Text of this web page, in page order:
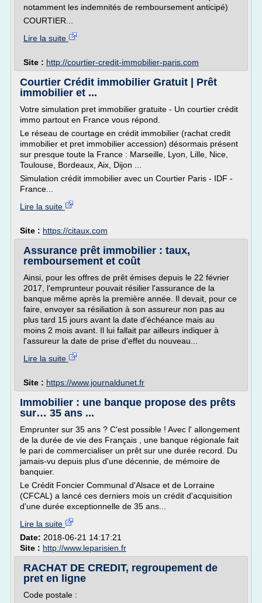
notamment les indemnités de remboursement anticipé)
COURTIER...
Lire la suite
Site : http://courtier-credit-immobilier-paris.com
Courtier Crédit immobilier Gratuit | Prêt
immobilier et ...
Votre simulation pret immobilier gratuite - Un courtier crédit
immo partout en France vous répond.
Le réseau de courtage en crédit immobilier (rachat credit
immobilier et pret immobilier accession) désormais présent
sur presque toute la France : Marseille, Lyon, Lille, Nice,
Toulouse, Bordeaux, Aix, Dijon ...
Simulation crédit immobilier avec un Courtier Paris - IDF -
France...
Lire la suite
Site : https://citaux.com
Assurance prêt immobilier : taux,
remboursement et coût
Ainsi, pour les offres de prêt émises depuis le 22 février
2017, l'emprunteur pouvait résilier l'assurance de la
banque même après la première année. Il devait, pour ce
faire, envoyer sa résiliation à son assureur non pas au
plus tard 15 jours avant la date d'échéance mais au
moins 2 mois avant. Il lui fallait par ailleurs indiquer à
l'assureur la date de prise d'effet du nouveau...
Lire la suite
Site : https://www.journaldunet.fr
Immobilier : une banque propose des prêts
sur… 35 ans ...
Emprunter sur 35 ans ? C'est possible ! Avec l' allongement
de la durée de vie des Français , une banque régionale fait
le pari de commercialiser un prêt sur une durée record. Du
jamais-vu depuis plus d'une décennie, de mémoire de
banquier.
Le Crédit Foncier Communal d'Alsace et de Lorraine
(CFCAL) a lancé ces derniers mois un crédit d'acquisition
d'une durée exceptionnelle de 35 ans...
Lire la suite
Date: 2018-06-21 14:17:21
Site : http://www.leparisien.fr
RACHAT DE CREDIT, regroupement de
pret en ligne
Code postale :